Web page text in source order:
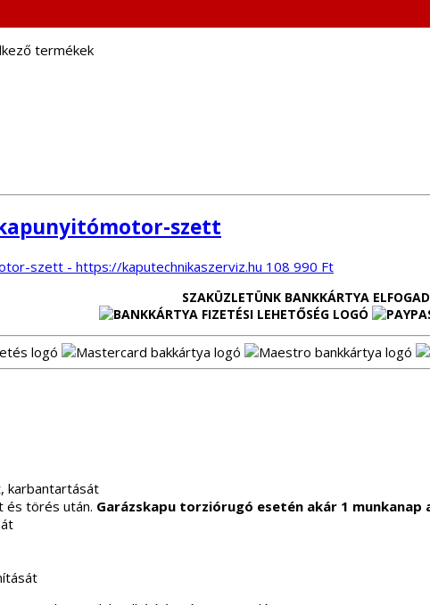
termékek
szett
108 990 Ft
SZAKÜZLETÜNK BANKKÁRTYA
karbantartását
és törés után. Garázskapu torziórugó esetén akár 1 munkanap